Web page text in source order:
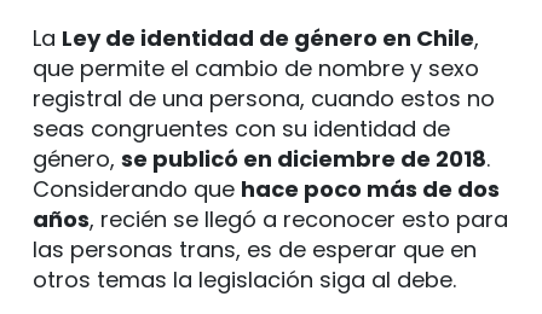
La Ley de identidad de género en Chile,
que permite el cambio de nombre y sexo
registral de una persona, cuando estos no
seas congruentes con su identidad de
género, se publicó en diciembre de 2018.
Considerando que hace poco más de dos
años, recién se llegó a reconocer esto para
las personas trans, es de esperar que en
otros temas la legislación siga al debe.